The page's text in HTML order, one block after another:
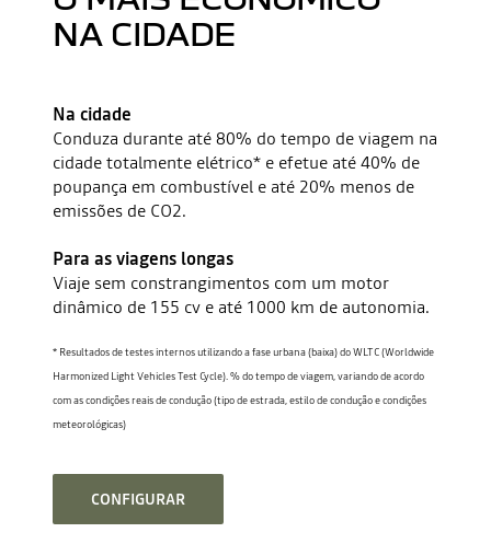
NA CIDADE
Na cidade
Conduza durante até 80% do tempo de viagem na
cidade totalmente elétrico* e efetue até 40% de
poupança em combustível e até 20% menos de
emissões de CO2.
Para as viagens longas
Viaje sem constrangimentos com um motor
dinâmico de 155 cv e até 1000 km de autonomia.
* Resultados de testes internos utilizando a fase urbana (baixa) do WLTC (Worldwide
Harmonized Light Vehicles Test Cycle). % do tempo de viagem, variando de acordo
com as condições reais de condução (tipo de estrada, estilo de condução e condições
meteorológicas)
CONFIGURAR